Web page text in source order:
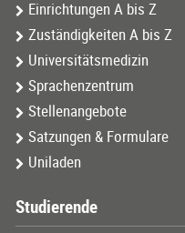
Einrichtungen A bis Z
Zuständigkeiten A bis Z
Universitätsmedizin
Sprachenzentrum
Stellenangebote
Satzungen & Formulare
Uniladen
Studierende